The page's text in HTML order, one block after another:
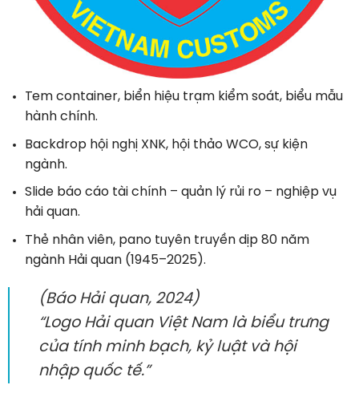
Tem container, biển hiệu trạm kiểm soát, biểu mẫu
hành chính.
Backdrop hội nghị XNK, hội thảo WCO, sự kiện
ngành.
Slide báo cáo tài chính – quản lý rủi ro – nghiệp vụ
hải quan.
Thẻ nhân viên, pano tuyên truyền dịp 80 năm
ngành Hải quan (1945–2025).
(Báo Hải quan, 2024)
“Logo Hải quan Việt Nam là biểu trưng
của tính minh bạch, kỷ luật và hội
nhập quốc tế.”